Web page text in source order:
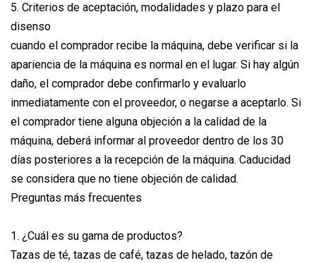
5. Criterios de aceptación, modalidades y plazo para el
disenso
cuando el comprador recibe la máquina, debe verificar si la
apariencia de la máquina es normal en el lugar. Si hay algún
daño, el comprador debe confirmarlo y evaluarlo
inmediatamente con el proveedor, o negarse a aceptarlo. Si
el comprador tiene alguna objeción a la calidad de la
máquina, deberá informar al proveedor dentro de los 30
días posteriores a la recepción de la máquina. Caducidad
se considera que no tiene objeción de calidad.
Preguntas más frecuentes
1. ¿Cuál es su gama de productos?
Tazas de té, tazas de café, tazas de helado, tazón de